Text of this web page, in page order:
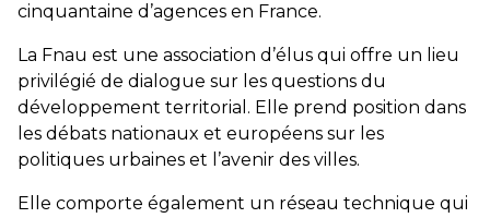
cinquantaine d’agences en France.
La Fnau est une association d’élus qui offre un lieu
privilégié de dialogue sur les questions du
développement territorial. Elle prend position dans
les débats nationaux et européens sur les
politiques urbaines et l’avenir des villes.
Elle comporte également un réseau technique qui